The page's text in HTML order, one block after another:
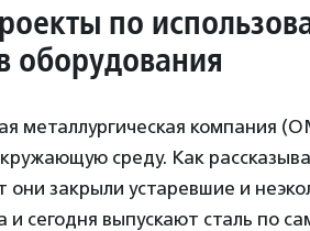
по
оборудования
металлургическая компания
среду. Как
они закрыли устаревшие и
и сегодня выпускают сталь по